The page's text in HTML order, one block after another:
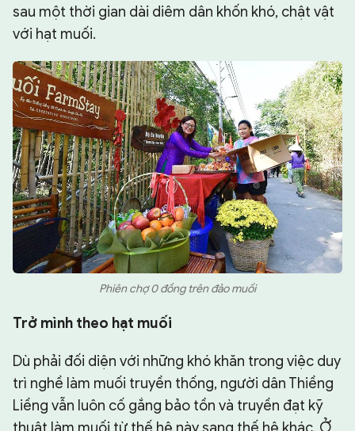
sau một thời gian dài diêm dân khốn khó, chật vật
với hạt muối.
Phiên chợ 0 đồng trên đảo muối
Trở mình theo hạt muối
Dù phải đối diện với những khó khăn trong việc duy
trì nghề làm muối truyền thống, người dân Thiềng
Liềng vẫn luôn cố gắng bảo tồn và truyền đạt kỹ